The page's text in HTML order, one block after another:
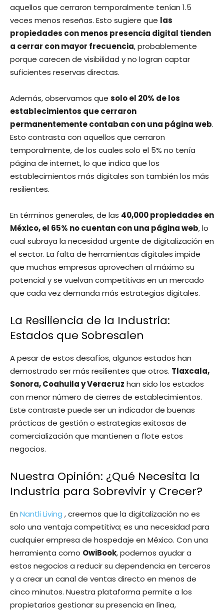
aquellos que cerraron temporalmente tenían 1.5
veces menos reseñas. Esto sugiere que las
propiedades con menos presencia digital tienden
a cerrar con mayor frecuencia, probablemente
porque carecen de visibilidad y no logran captar
suficientes reservas directas.
Además, observamos que solo el 20% de los
establecimientos que cerraron
permanentemente contaban con una página web.
Esto contrasta con aquellos que cerraron
temporalmente, de los cuales solo el 5% no tenía
página de internet, lo que indica que los
establecimientos más digitales son también los más
resilientes.
En términos generales, de las 40,000 propiedades en
México, el 65% no cuentan con una página web, lo
cual subraya la necesidad urgente de digitalización en
el sector. La falta de herramientas digitales impide
que muchas empresas aprovechen al máximo su
potencial y se vuelvan competitivas en un mercado
que cada vez demanda más estrategias digitales.
La Resiliencia de la Industria:
Estados que Sobresalen
A pesar de estos desafíos, algunos estados han
demostrado ser más resilientes que otros. Tlaxcala,
Sonora, Coahuila y Veracruz han sido los estados
con menor número de cierres de establecimientos.
Este contraste puede ser un indicador de buenas
prácticas de gestión o estrategias exitosas de
comercialización que mantienen a flote estos
negocios.
Nuestra Opinión: ¿Qué Necesita la
Industria para Sobrevivir y Crecer?
En Nantli Living , creemos que la digitalización no es
solo una ventaja competitiva; es una necesidad para
cualquier empresa de hospedaje en México. Con una
herramienta como OwiBook, podemos ayudar a
estos negocios a reducir su dependencia en terceros
y a crear un canal de ventas directo en menos de
cinco minutos. Nuestra plataforma permite a los
propietarios gestionar su presencia en línea,